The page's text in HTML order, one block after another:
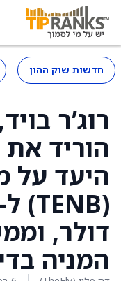
חדשות שוק ההון
הוריד
דולר,
המניה